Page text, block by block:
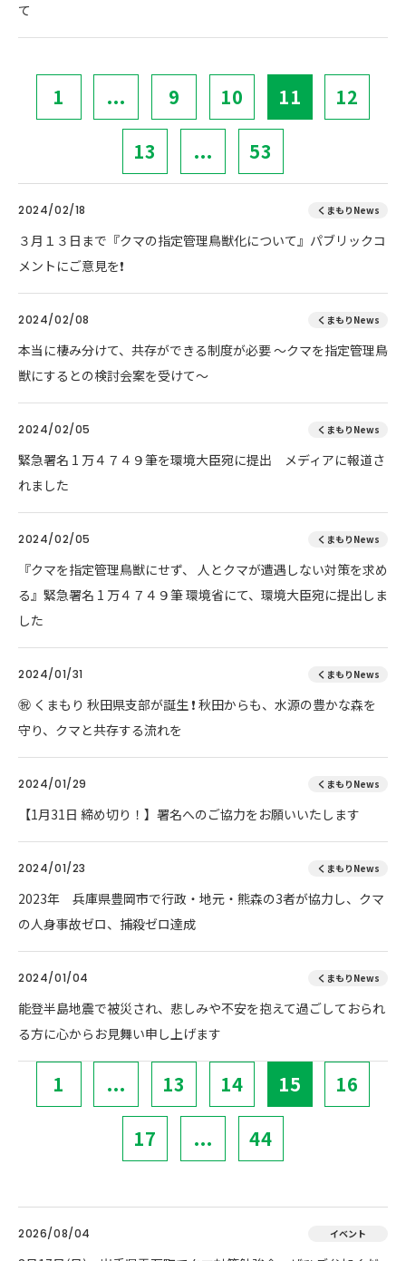
て
1 ... 9 10 11 12
13 ... 53
2024/02/18 くまもりNews
３月１３日まで『クマの指定管理鳥獣化について』パブリックコ
メントにご意見を❗
2024/02/08 くまもりNews
本当に棲み分けて、共存ができる制度が必要 ～クマを指定管理鳥
獣にするとの検討会案を受けて～
2024/02/05 くまもりNews
緊急署名 1 万４７４９筆を環境大臣宛に提出 メディアに報道さ
れました
2024/02/05 くまもりNews
『クマを指定管理鳥獣にせず、 人とクマが遭遇しない対策を求め
る』緊急署名 1 万４７４９筆 環境省にて、環境大臣宛に提出しま
した
2024/01/31 くまもりNews
㊗ くまもり 秋田県支部が誕生 ❗ 秋田からも、水源の豊かな森を
守り、クマと共存する流れを
2024/01/29 くまもりNews
【1月31日 締め切り！】署名へのご協力をお願いいたします
2024/01/23 くまもりNews
2023年 兵庫県豊岡市で行政・地元・熊森の3者が協力し、クマ
の人身事故ゼロ、捕殺ゼロ達成
2024/01/04 くまもりNews
能登半島地震で被災され、悲しみや不安を抱えて過ごしておられ
る方に心からお見舞い申し上げます
1 ... 13 14 15 16
17 ... 44
2026/08/04 イベント